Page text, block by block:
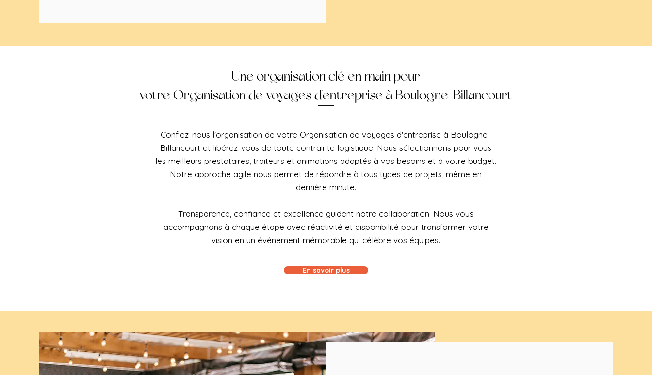
Une organisation clé en main pour
votre Organisation de voyages d'entreprise à Boulogne-Billancourt
Confiez-nous l'organisation de votre Organisation de voyages d'entreprise à Boulogne-
Billancourt et libérez-vous de toute contrainte logistique. Nous sélectionnons pour vous
les meilleurs prestataires, traiteurs et animations adaptés à vos besoins et à votre budget.
Notre approche agile nous permet de répondre à tous types de projets, même en
dernière minute.
Transparence, confiance et excellence guident notre collaboration. Nous vous
accompagnons à chaque étape avec réactivité et disponibilité pour transformer votre
vision en un événement mémorable qui célèbre vos équipes.
En savoir plus